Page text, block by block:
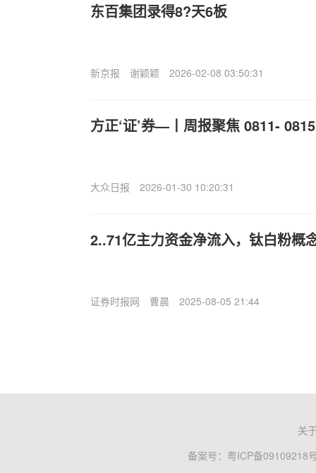
东百集团录得8?天6板
新京报 谢颖颖 2026-02-08 03:50:31
方正‘证’券—丨周报聚焦 0811- 0815
大众日报 2026-01-30 10:20:31
2..71亿主力资金净流入，钛白粉概
证券时报网 曹晨 2025-08-05 21:44
关
备案号： 粤ICP备09109218